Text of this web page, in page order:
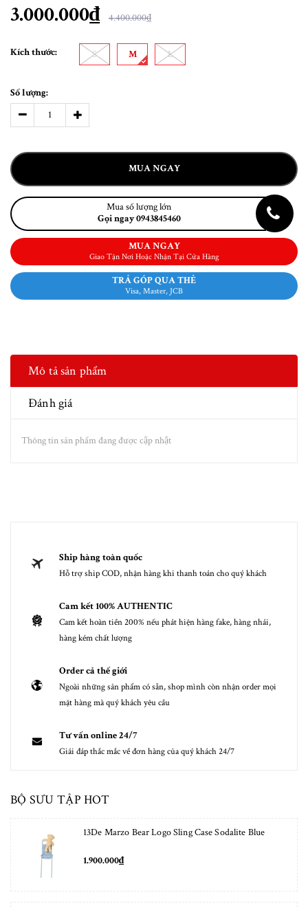
3.000.000₫ 4.400.000₫
Kích thước: S M L
Số lượng:
MUA NGAY
Mua số lượng lớn
Gọi ngay 0943845460
MUA NGAY
Giao Tận Nơi Hoặc Nhận Tại Cửa Hàng
TRẢ GÓP QUA THẺ
Visa, Master, JCB
Mô tả sản phẩm
Đánh giá
Thông tin sản phẩm đang được cập nhật
Ship hàng toàn quốc
Hỗ trợ ship COD, nhận hàng khi thanh toán cho quý khách
Cam kết 100% AUTHENTIC
Cam kết hoàn tiền 200% nếu phát hiện hàng fake, hàng nhái,
hàng kém chất lượng
Order cả thế giới
Ngoài những sản phẩm có sẵn, shop mình còn nhận order mọi
mặt hàng mà quý khách yêu cầu
Tư vấn online 24/7
Giải đáp thắc mắc về đơn hàng của quý khách 24/7
BỘ SƯU TẬP HOT
13De Marzo Bear Logo Sling Case Sodalite Blue
1.900.000₫